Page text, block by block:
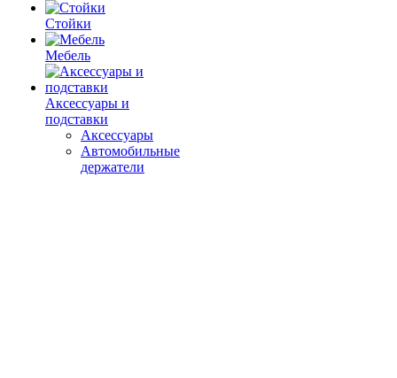
Стойки
Мебель
Аксессуары и
подставки
Аксессуары
Автомобильные
держатели